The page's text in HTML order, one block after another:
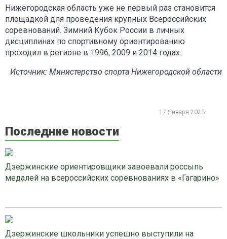
Нижегородская область уже не первый раз становится
площадкой для проведения крупных Всероссийских
соревнований. Зимний Кубок России в личных
дисциплинах по спортивному ориентированию
проходил в регионе в 1996, 2009 и 2014 годах.
Источник: Министерство спорта Нижегородской области
17 Января 2023
Последние новости
Дзержинские ориентировщики завоевали россыпь
медалей на всероссийских соревнованиях в «Гагарино»
Дзержинские школьники успешно выступили на